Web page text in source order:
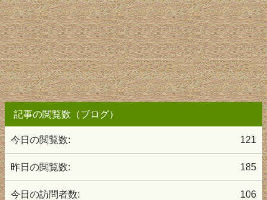
記事の閲覧数（ブログ）
121
今日の閲覧数:
185
昨日の閲覧数:
106
今日の訪問者数: